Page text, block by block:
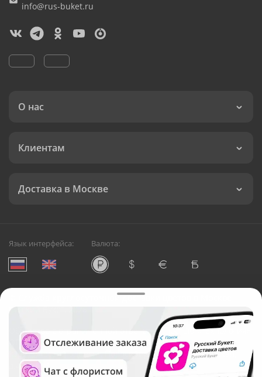
info@rus-buket.ru
О нас
Клиентам
Доставка в Москве
Язык интерфейса: Валюта:
Служба круглосуточной доставки цветов в Москве
Русский Букет, 2026
Общество с ограниченной ответственностью «Технология»
ОГРН: 1195476081745, ИНН: 5410081997
Юридический адрес: г. Новосибирск, ул. Ипподромская,
д.42, оф. 3